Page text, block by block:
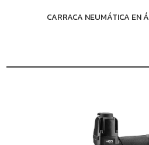
CARRACA NEUMÁTICA EN